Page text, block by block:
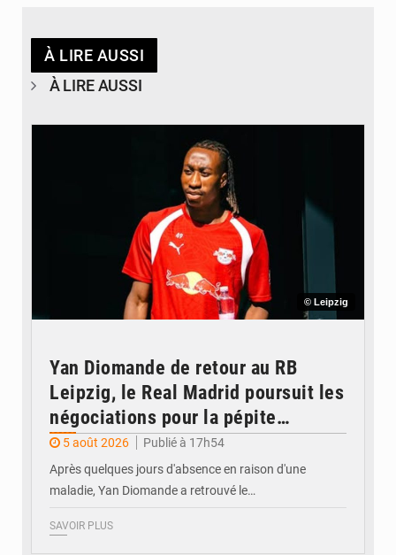
À LIRE AUSSI
À LIRE AUSSI
© Leipzig
Yan Diomande de retour au RB
Leipzig, le Real Madrid poursuit les
négociations pour la pépite
ivoirienne
5 août 2026
Publié à 17h54
Après quelques jours d'absence en raison d'une
maladie, Yan Diomande a retrouvé le…
SAVOIR PLUS